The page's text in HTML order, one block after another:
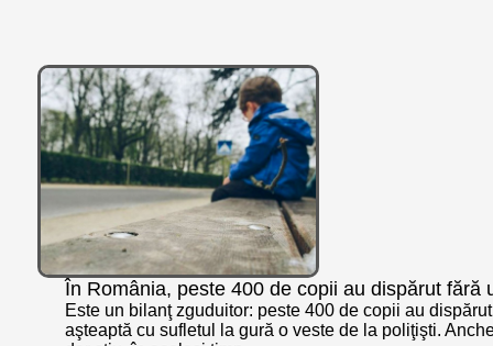
În România, peste 400 de copii au dispărut fără
Este un bilanţ zguduitor: peste 400 de copii au
aşteaptă cu sufletul la gură o veste de la poliţişti.